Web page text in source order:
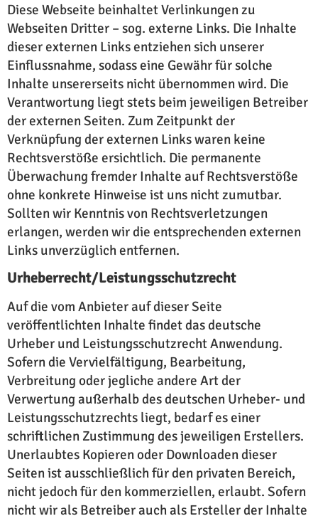
Diese Webseite beinhaltet Verlinkungen zu
Webseiten Dritter – sog. externe Links. Die Inhalte
dieser externen Links entziehen sich unserer
Einflussnahme, sodass eine Gewähr für solche
Inhalte unsererseits nicht übernommen wird. Die
Verantwortung liegt stets beim jeweiligen Betreiber
der externen Seiten. Zum Zeitpunkt der
Verknüpfung der externen Links waren keine
Rechtsverstöße ersichtlich. Die permanente
Überwachung fremder Inhalte auf Rechtsverstöße
ohne konkrete Hinweise ist uns nicht zumutbar.
Sollten wir Kenntnis von Rechtsverletzungen
erlangen, werden wir die entsprechenden externen
Links unverzüglich entfernen.
Urheberrecht/Leistungsschutzrecht
Auf die vom Anbieter auf dieser Seite
veröffentlichten Inhalte findet das deutsche
Urheber und Leistungsschutzrecht Anwendung.
Sofern die Vervielfältigung, Bearbeitung,
Verbreitung oder jegliche andere Art der
Verwertung außerhalb des deutschen Urheber- und
Leistungsschutzrechts liegt, bedarf es einer
schriftlichen Zustimmung des jeweiligen Erstellers.
Unerlaubtes Kopieren oder Downloaden dieser
Seiten ist ausschließlich für den privaten Bereich,
nicht jedoch für den kommerziellen, erlaubt. Sofern
nicht wir als Betreiber auch als Ersteller der Inhalte